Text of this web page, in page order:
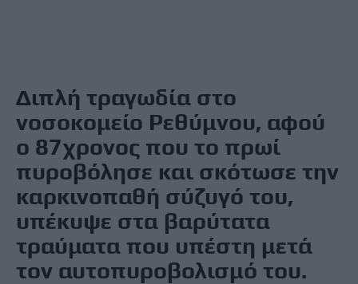
Διπλή τραγωδία στο
νοσοκομείο Ρεθύμνου, αφού
ο 87χρονος που το πρωί
πυροβόλησε και σκότωσε την
καρκινοπαθή σύζυγό του,
υπέκυψε στα βαρύτατα
τραύματα που υπέστη μετά
τον αυτοπυροβολισμό του.